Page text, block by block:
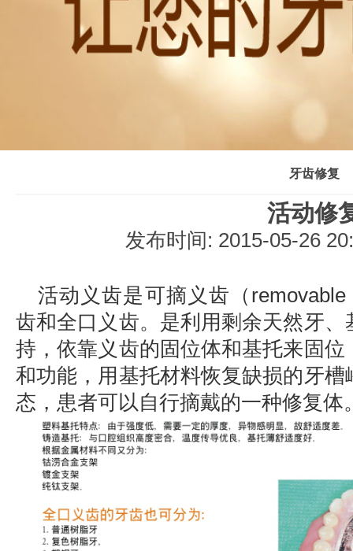
牙齿修复
活动修
发布时间: 2015-05-26
活动义齿是可摘义齿（
齿和全口义齿。是利用剩余天然牙
持，依靠义齿的固位体和基托来固
和功能，用基托材料恢复缺损的牙
态，患者可以自行摘戴的一种修复体